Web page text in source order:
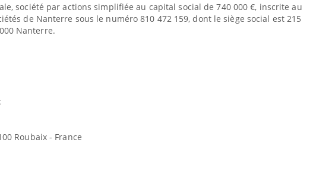
société par actions simplifiée au capital social de 740 000 €, inscrite au
de Nanterre sous le numéro 810 472 159, dont le siège social est 215
Nanterre.
Roubaix - France